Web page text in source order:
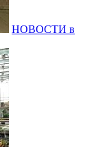
НОВОСТИ в